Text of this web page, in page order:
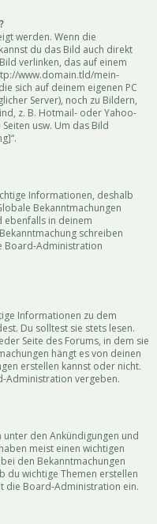
werden. Wenn die
du das Bild auch direkt
verlinken, das auf einem
www.domain.tld/mein-
sich auf deinem eigenen PC
Server), noch zu Bildern,
z. B. Hotmail- oder Yahoo-
usw. Um das Bild
Informationen, deshalb
Bekanntmachungen
ebenfalls in deinem
schreiben
Board-Administration
Informationen zu dem
Du solltest sie stets lesen.
Seite des Forums, in dem sie
hängt es von deinen
erstellen kannst oder nicht.
Administration vergeben.
unter den Ankündigungen und
meist einen wichtigen
den Bekanntmachungen
du wichtige Themen erstellen
die Board-Administration ein.